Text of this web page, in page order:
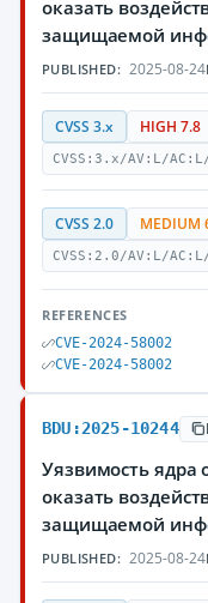
оказать
защищаемой
PUBLISHED: 2025-08-24
CVSS 3.x HIGH 7.8
CVSS:3.x/AV:L/
CVSS 2.0 MEDIUM
CVSS:2.0/AV:L/
REFERENCES
CVE-2024-58002
CVE-2024-58002
BDU:2025-10244
Уязвимость
оказать
защищаемой
PUBLISHED: 2025-08-24